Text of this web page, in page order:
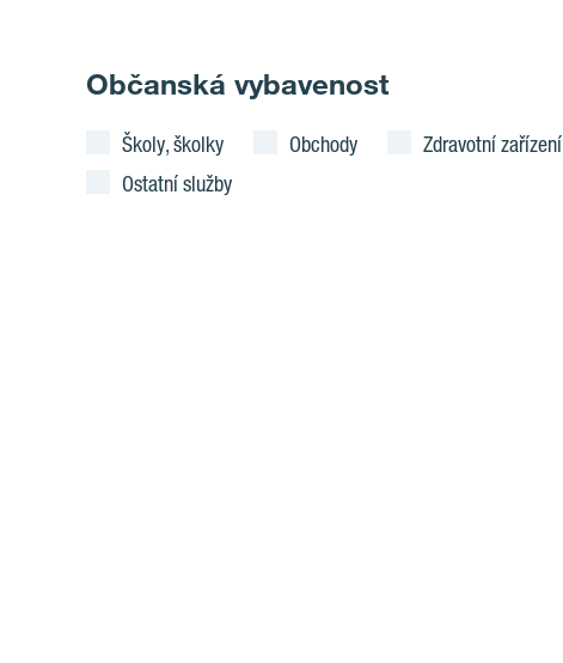
Občanská vybavenost
Školy, školky Obchody Zdravotní zařízení
Ostatní služby